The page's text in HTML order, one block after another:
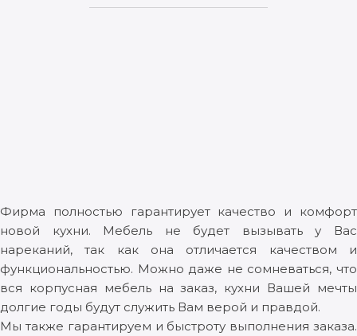
Фирма полностью гарантирует качество и комфорт
новой кухни. Мебель не будет вызывать у Вас
нареканий, так как она отличается качеством и
функциональностью. Можно даже не сомневаться, что
вся корпусная мебель на заказ, кухни Вашей мечты
долгие годы будут служить Вам верой и правдой.
Мы также гарантируем и быстроту выполнения заказа.